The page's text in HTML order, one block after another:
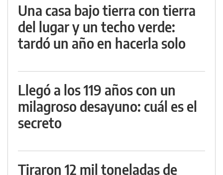
Una casa bajo tierra con tierra
del lugar y un techo verde:
tardó un año en hacerla solo
Llegó a los 119 años con un
milagroso desayuno: cuál es el
secreto
Tiraron 12 mil toneladas de